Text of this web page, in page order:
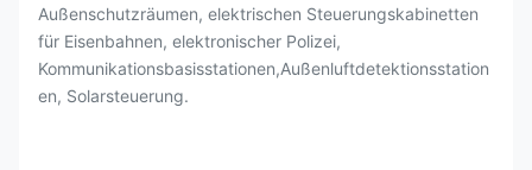
Außenschutzräumen, elektrischen Steuerungskabinetten
für Eisenbahnen, elektronischer Polizei,
Kommunikationsbasisstationen,Außenluftdetektionsstation
en, Solarsteuerung.